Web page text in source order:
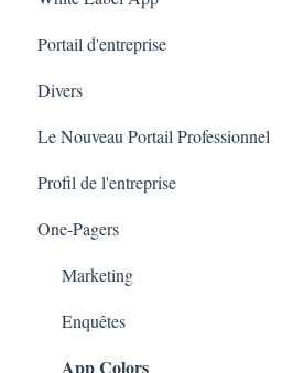
Code QR -Integration
Portail d'entreprise
Liste des transactions
Branches
Divers
Le Nouveau Portail Professionnel
Marketing
Profil de l'entreprise
Branches
One-Pagers
Marketing
Enquêtes
App Colors